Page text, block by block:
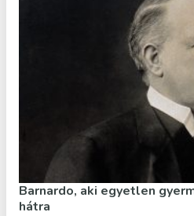
Barnardo, aki egyetlen
hátra